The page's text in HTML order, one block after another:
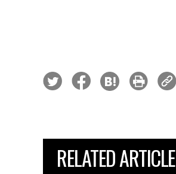
RELATED ARTICLE